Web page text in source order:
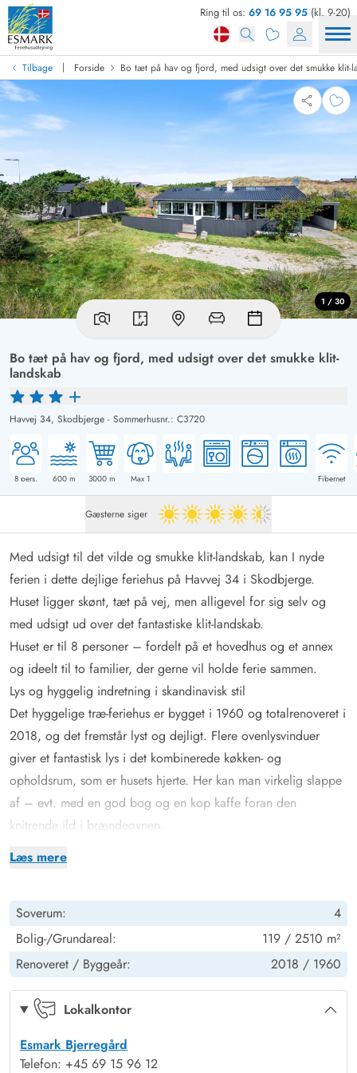
Ring til os: 69 16 95 95 (kl. 9-20)
Tilbage | Forside Bo tæt på hav og fjord, med udsigt over det smukke klit-
Bo tæt på hav og fjord, med udsigt over det smukke klit-
landskab
Havvej 34, Skodbjerge - Sommerhusnr.: C3720
8pers. 600m 3000 m Max 1 Fibernet
1 / 30
Gæsterne siger 4.5 ud af 5
Læs mere
Med udsigt til det vilde og smukke klit-landskab, kan I nyde
ferien i dette dejlige feriehus på Havvej 34 i Skodbjerge.
Huset ligger skønt, tæt på vej, men alligevel for sig selv og
med udsigt ud over det fantastiske klit-landskab.
Huset er til 8 personer – fordelt på et hovedhus og et annex
og ideelt til to familier, der gerne vil holde ferie sammen.
Lys og hyggelig indretning i skandinavisk stil
Det hyggelige træ-feriehus er bygget i 1960 og totalrenoveret i
2018, og det fremstår lyst og dejligt. Flere ovenlysvinduer
giver et fantastisk lys i det kombinerede køkken- og
opholdsrum, som er husets hjerte. Her kan man virkelig slappe
af – evt. med en god bog og en kop kaffe foran den
knitrende ild i brændeovnen.
Den hyggelige indrettede stue er desuden udstyret med store
Køkkenafdelingen er blandt andet udstyret med mikroovn og
opvaskemaskine, hvilket gør køkken-tjansen så meget nemmere.
Fra spisestuen har man, pga. de store vinduespartier, også
dette helt unikke og vilde klit-landskab helt tæt på.
Sovepladserne er fordelt i 4 soverum med hver en dobbeltseng
Der findes også badeværelse med gulvvarme, både i annexet
Soverum:
4
Bolig-/Grundareal:
119 / 2510 m²
Renoveret / Byggeår: 2018 / 1960
Lokalkontor
Esmark Bjerregård
Telefon: +45 69 15 96 12